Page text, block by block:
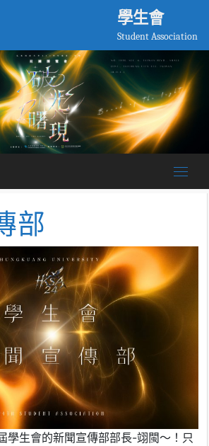
學生會
Student Association
部
學生會的新聞宣傳部部長-翊閩～！只